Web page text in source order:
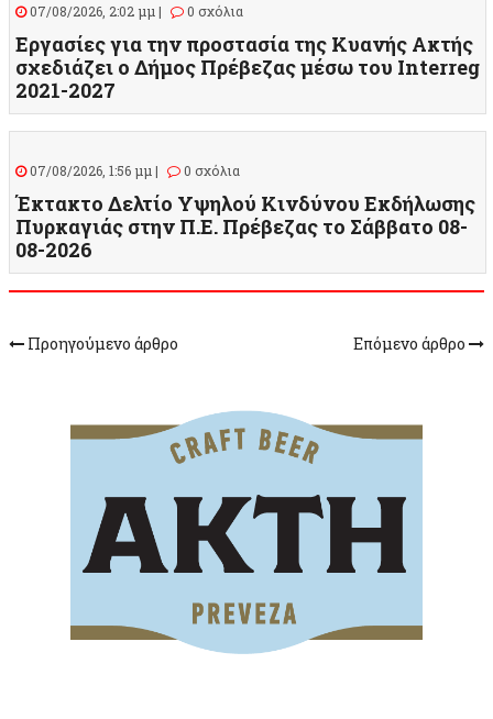
07/08/2026, 2:02 μμ | 0 σχόλια
Εργασίες για την προστασία της Κυανής Ακτής
σχεδιάζει ο Δήμος Πρέβεζας μέσω του Interreg
2021-2027
07/08/2026, 1:56 μμ | 0 σχόλια
Έκτακτο Δελτίο Υψηλού Κινδύνου Εκδήλωσης
Πυρκαγιάς στην Π.Ε. Πρέβεζας το Σάββατο 08-
08-2026
Προηγούμενο άρθρο Επόμενο άρθρο